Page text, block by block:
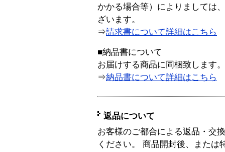
かかる場合等）によりましては
ざいます。
⇒請求書について詳細はこちら
■納品書について
お届けする商品に同梱致します。
⇒納品書について詳細はこちら
返品について
お客様のご都合による返品・交
ください。 商品開封後、または